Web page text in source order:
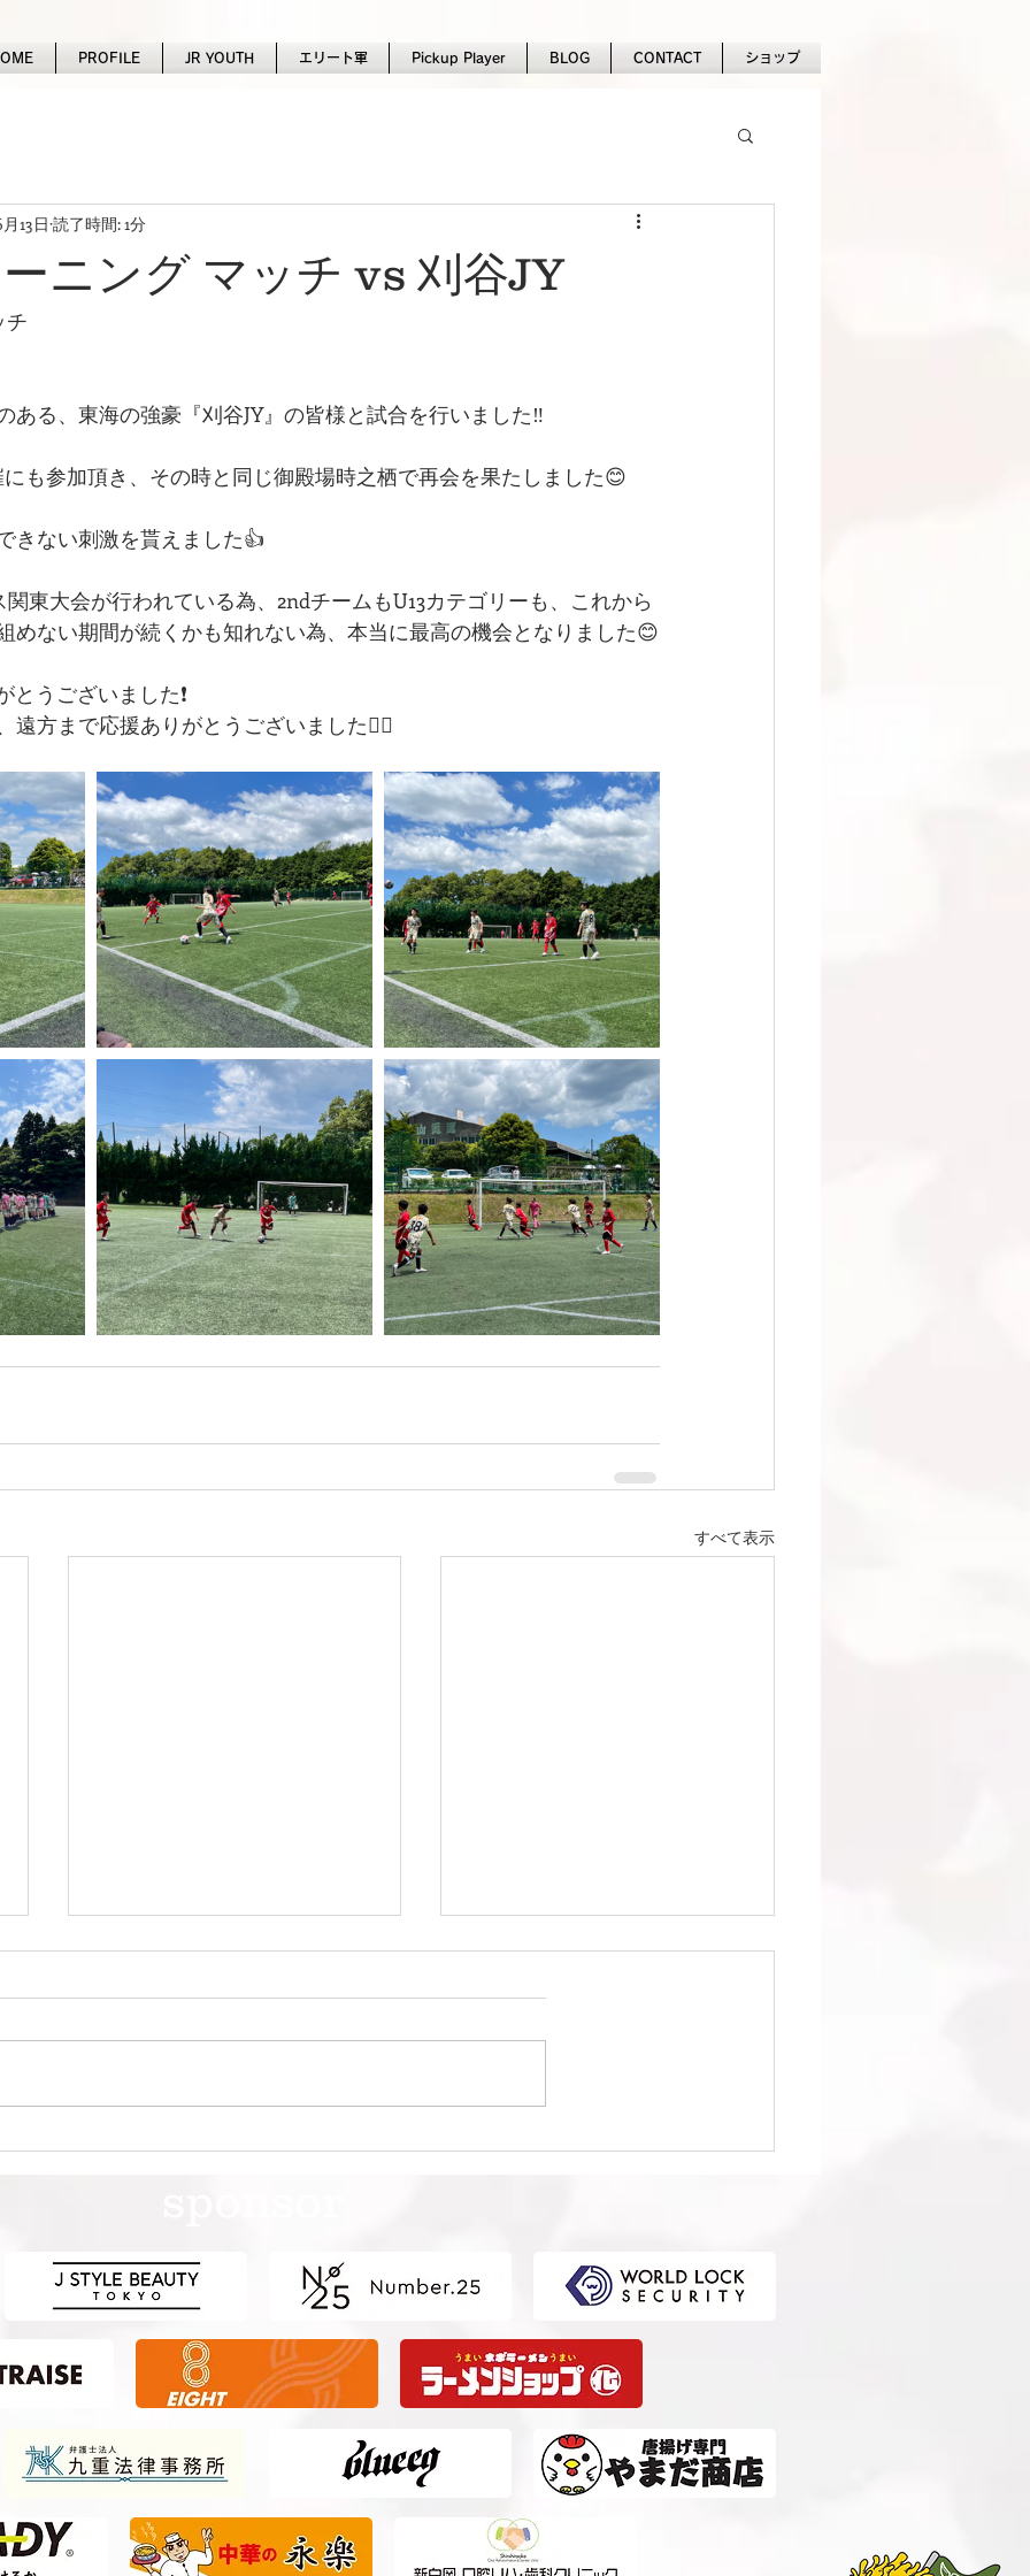
PROFILE JR YOUTH エリート軍 Pickup Player BLOG CONTACT ショップ
ニング マッチ vs 刈谷JY
13日 読了時間: 1分
チ
ある、東海の強豪『刈谷JY』の皆様と試合を行いました‼️
も参加頂き、その時と同じ御殿場時之栖で再会を果たしました😊
きない刺激を貰えました👍
東大会が行われている為、2ndチームもU13カテゴリーも、これから
めない期間が続くかも知れない為、本当に最高の機会となりました😊
とうございました❗️
遠方まで応援ありがとうございました🙇‍♂️
すべて表示